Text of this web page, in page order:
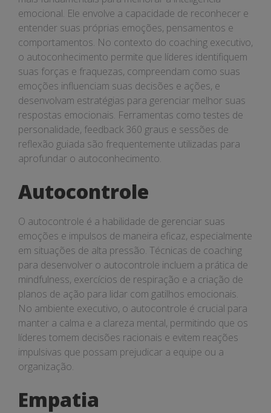
emocional. Ele envolve a capacidade de reconhecer e
entender suas próprias emoções, pensamentos e
comportamentos. No contexto do coaching executivo,
o autoconhecimento permite que líderes identifiquem
suas forças e fraquezas, compreendam como suas
emoções influenciam suas decisões e ações, e
desenvolvam estratégias para gerenciar melhor suas
respostas emocionais. Ferramentas como testes de
personalidade, feedback 360 graus e sessões de
reflexão guiada são frequentemente utilizadas para
aprofundar o autoconhecimento.
Autocontrole
O autocontrole é a habilidade de gerenciar suas
emoções e impulsos de maneira eficaz, especialmente
em situações de alta pressão. Técnicas de coaching
para desenvolver o autocontrole incluem a prática de
mindfulness, exercícios de respiração e a criação de
planos de ação para lidar com gatilhos emocionais.
No ambiente executivo, o autocontrole é crucial para
manter a calma e a clareza mental, permitindo que os
líderes tomem decisões racionais e evitem reações
impulsivas que possam prejudicar a equipe ou a
organização.
Empatia